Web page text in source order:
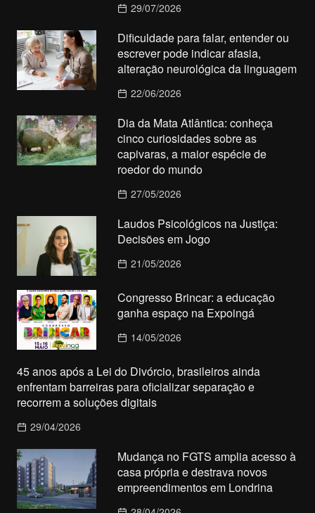
29/07/2026
Dificuldade para falar, entender ou
escrever pode indicar afasia,
alteração neurológica da linguagem
22/06/2026
Dia da Mata Atlântica: conheça
cinco curiosidades sobre as
capivaras, a maior espécie de
roedor do mundo
27/05/2026
Laudos Psicológicos na Justiça:
Decisões em Jogo
21/05/2026
Congresso Brincar: a educação
ganha espaço na Expoingá
14/05/2026
45 anos após a Lei do Divórcio, brasileiros ainda
enfrentam barreiras para oficializar separação e
recorrem a soluções digitais
29/04/2026
Mudança no FGTS amplia acesso à
casa própria e destrava novos
empreendimentos em Londrina